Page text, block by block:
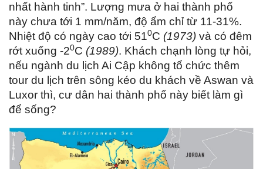
nhất hành tinh”. Lượng mưa ở hai thành phố
này chưa tới 1 mm/năm, độ ẩm chỉ từ 11-31%.
Nhiệt độ có ngày cao tới 510C (1973) và có đêm
rớt xuống -20C (1989). Khách chạnh lòng tự hỏi,
nếu ngành du lịch Ai Cập không tổ chức thêm
tour du lịch trên sông kéo du khách về Aswan và
Luxor thì, cư dân hai thành phố này biết làm gì
để sống?